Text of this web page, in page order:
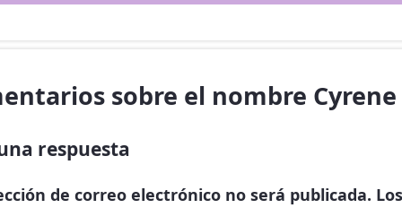
sobre el nombre Cyrene
respuesta
de correo electrónico no será publicada. Los